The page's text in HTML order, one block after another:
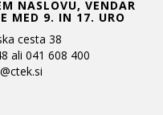
NASLOVU, VENDAR
MED 9. IN 17. URO
cesta 38
ali 041 608 400